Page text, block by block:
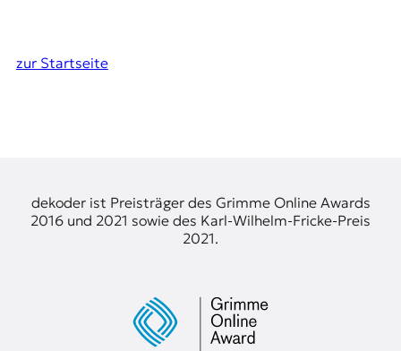
zur Startseite
dekoder ist Preisträger des Grimme Online Awards
2016 und 2021 sowie des Karl-Wilhelm-Fricke-Preis
2021.